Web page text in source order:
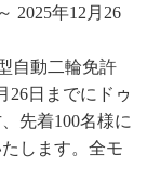
2025年12月26
自動二輪免許
26日までにドゥ
先着100名様に
します。全モ